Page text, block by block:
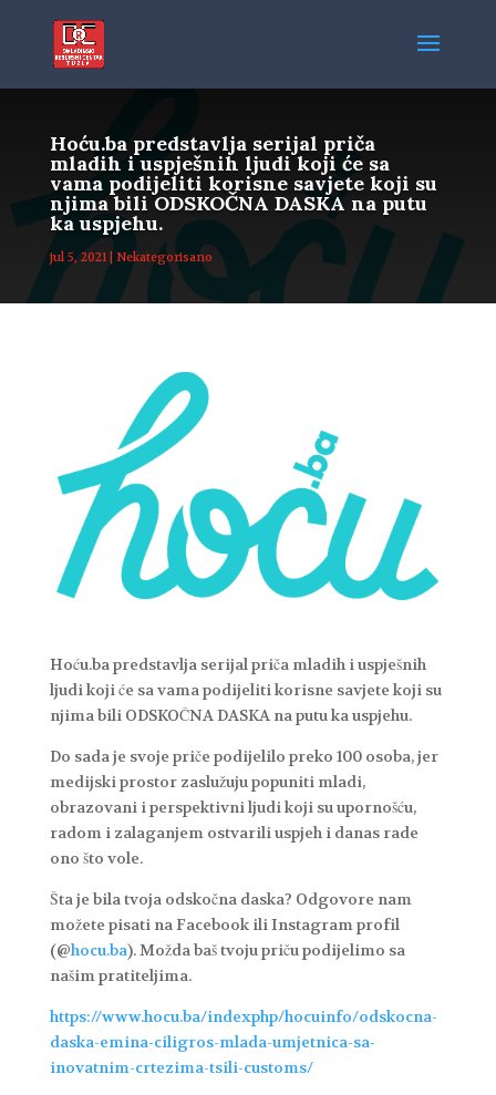
Hoću.ba predstavlja serijal priča
mladih i uspješnih ljudi koji će sa
vama podijeliti korisne savjete koji su
njima bili ODSKOČNA DASKA na putu
ka uspjehu.
jul 5, 2021| Nekategorisano
Hoću.ba predstavlja serijal priča mladih i uspješnih
ljudi koji će sa vama podijeliti korisne savjete koji su
njima bili ODSKOČNA DASKA na putu ka uspjehu.
Do sada je svoje priče podijelilo preko 100 osoba, jer
medijski prostor zaslužuju popuniti mladi,
obrazovani i perspektivni ljudi koji su upornošću,
radom i zalaganjem ostvarili uspjeh i danas rade
ono što vole.
Šta je bila tvoja odskočna daska? Odgovore nam
možete pisati na Facebook ili Instagram profil
(@hocu.ba). Možda baš tvoju priču podijelimo sa
našim pratiteljima.
https://www.hocu.ba/indexphp/hocuinfo/odskocna-
daska-emina-ciligros-mlada-umjetnica-sa-
inovatnim-crtezima-tsili-customs/